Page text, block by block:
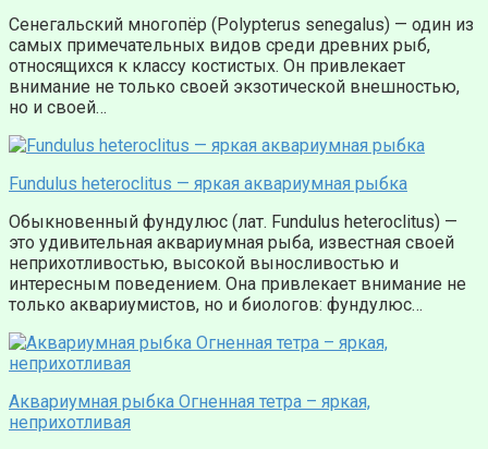
Сенегальский многопёр (Polypterus senegalus) — один из
самых примечательных видов среди древних рыб,
относящихся к классу костистых. Он привлекает
внимание не только своей экзотической внешностью,
но и своей…
Fundulus heteroclitus — яркая аквариумная рыбка
Обыкновенный фундулюс (лат. Fundulus heteroclitus) —
это удивительная аквариумная рыба, известная своей
неприхотливостью, высокой выносливостью и
интересным поведением. Она привлекает внимание не
только аквариумистов, но и биологов: фундулюс…
Аквариумная рыбка Огненная тетра – яркая,
неприхотливая